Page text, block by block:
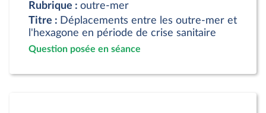
Rubrique : outre-mer
Titre : Déplacements entre les outre-mer et
l'hexagone en période de crise sanitaire
Question posée en séance